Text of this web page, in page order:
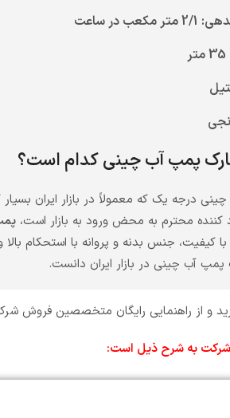
در ساعت
پمپ آب چینی کدام است؟
درجه یک که معمولاً در بازار ایران
کننده محترم به محض ورود به بازار است،
با کیفیت، جنس بدنه و پروانه با استحکام
پمپ آب چینی در بازار ایران دانست.
از راهنمایی رایگان متخصصین فروش
شرکت به شرح ذیل است: